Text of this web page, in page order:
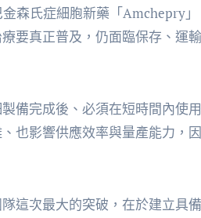
金森氏症細胞新藥「Amchepry
要真正普及，仍面臨保存、運
備完成後、必須在短時間內使
也影響供應效率與量產能力，
這次最大的突破，在於建立具